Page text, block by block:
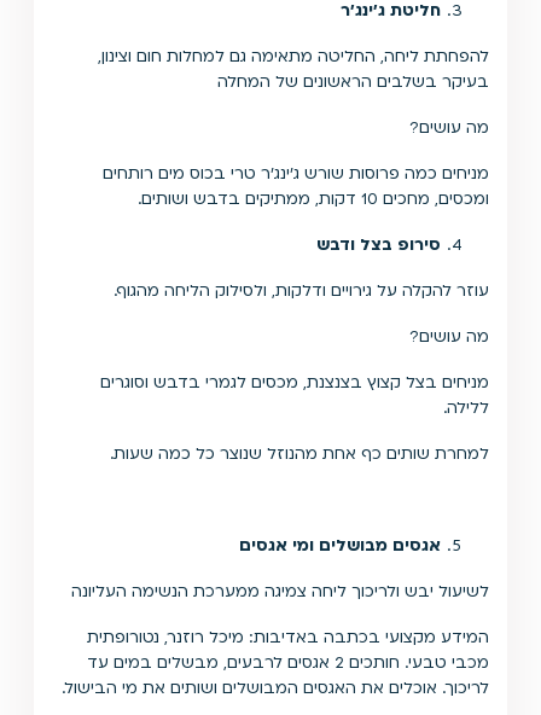
חליטת ג'ינג'ר
להפחתת ליחה, החליטה מתאימה גם למחלות חום וצינון,
בעיקר בשלבים הראשונים של המחלה
מה עושים?
מניחים כמה פרוסות שורש ג'ינג'ר טרי בכוס מים רותחים
ומכסים, מחכים 10 דקות, ממתיקים בדבש ושותים.
סירופ בצל ודבש
עוזר להקלה על גירויים ודלקות, ולסילוק הליחה מהגוף.
מה עושים?
מניחים בצל קצוץ בצנצנת, מכסים לגמרי בדבש וסוגרים
ללילה.
למחרת שותים כף אחת מהנוזל שנוצר כל כמה שעות.
אגסים מבושלים ומי אגסים
לשיעול יבש ולריכוך ליחה צמיגה ממערכת הנשימה העליונה
המידע מקצועי בכתבה באדיבות: מיכל רוזנר, נטורופתית
מכבי טבעי. חותכים 2 אגסים לרבעים, מבשלים במים עד
לריכוך. אוכלים את האגסים המבושלים ושותים את מי הבישול.